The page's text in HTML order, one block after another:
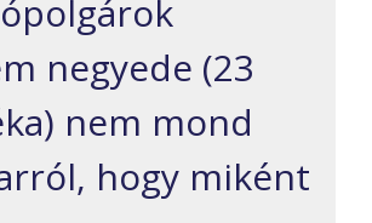
negyede (23
nem mond
hogy miként